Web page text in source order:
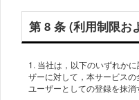
第 8 条 (利用制限お
1. 当社は，以下のいずれか
ザーに対して，本サービス